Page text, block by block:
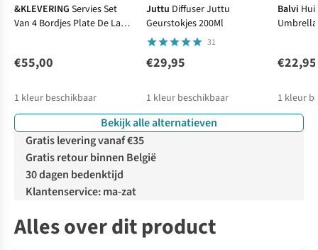
&KLEVERING Servies Set
Van 4 Bordjes Plate De La
€55,00
1 kleur beschikbaar
Juttu Diffuser Juttu
Geurstokjes 200Ml
31
€29,95
1 kleur beschikbaar
Balvi
€22,95
1 kleur
Bekijk alle alternatieven
Gratis levering vanaf €35
Gratis retour binnen België
30 dagen bedenktijd
Klantenservice: ma-zat
Alles over dit product